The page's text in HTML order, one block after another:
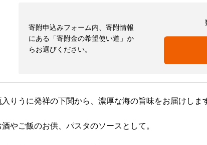
寄附申込みフォーム内、寄附情報
にある「寄附金の希望使い道」か
らお選びください。
入りうに発祥の下関から、濃厚な海の旨味をお届けしま
酒やご飯のお供、パスタのソースとして。